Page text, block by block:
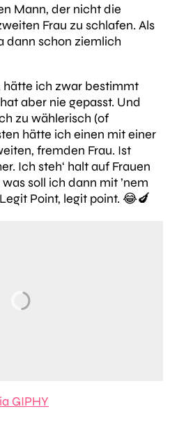
Mann, der nicht die
Frau zu schlafen. Als
dann schon ziemlich
hätte ich zwar bestimmt
aber nie gepasst. Und
zu wählerisch (of
hätte ich einen mit einer
fremden Frau. Ist
Ich steh‘ halt auf Frauen
soll ich dann mit ’nem
Legit Point, legit point. 😂🍆
GIPHY